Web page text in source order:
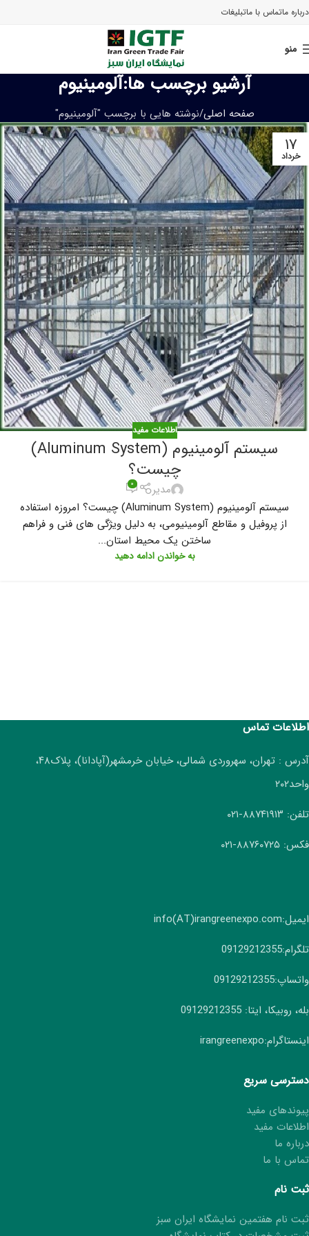
درباره ماتماس با ماتبلیغات
منو
آرشیو برچسب ها:آلومینیوم
صفحه اصلی نوشته هایی با برچسب "آلومینیوم"
۱۷
خرداد
اطلاعات مفید
سیستم آلومینیوم (Aluminum System)
چیست؟
مدیر ۰
سیستم آلومینیوم (Aluminum System) چیست؟ امروزه استفاده
از پروفیل و مقاطع آلومینیومی، به دلیل ویژگی های فنی و فراهم
ساختن یک محیط استان...
به خواندن ادامه دهید
اطلاعات تماس
آدرس : تهران، سهروردی شمالی، خیابان خرمشهر(آپادانا)، پلاک۴۸،
واحد۲۰۲
تلفن: ۸۸۷۴۱۹۱۳-۰۲۱
فکس: ۸۸۷۶۰۷۲۵-۰۲۱
ایمیل:info(AT)irangreenexpo.com
تلگرام:09129212355
واتساپ:09129212355
بله، روبیکا، ایتا: 09129212355
اینستاگرام:irangreenexpo
دسترسی سریع
پیوندهای مفید
اطلاعات مفید
درباره ما
تماس با ما
ثبت نام
ثبت نام هفتمین نمایشگاه ایران سبز